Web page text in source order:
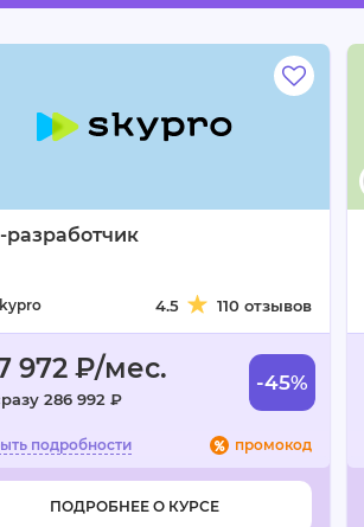
разработчик
4.5 110 отзывов
972 ₽/мес.
286 992 ₽
-45%
промокод
ПОДРОБНЕЕ О КУРСЕ